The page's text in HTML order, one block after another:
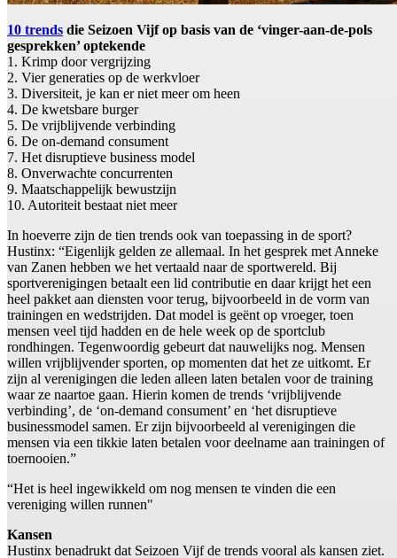
10 trends die Seizoen Vijf op basis van de ‘vinger-aan-de-pols
gesprekken’ optekende
1. Krimp door vergrijzing
2. Vier generaties op de werkvloer
3. Diversiteit, je kan er niet meer om heen
4. De kwetsbare burger
5. De vrijblijvende verbinding
6. De on-demand consument
7. Het disruptieve business model
8. Onverwachte concurrenten
9. Maatschappelijk bewustzijn
10. Autoriteit bestaat niet meer
In hoeverre zijn de tien trends ook van toepassing in de sport?
Hustinx: “Eigenlijk gelden ze allemaal. In het gesprek met Anneke
van Zanen hebben we het vertaald naar de sportwereld. Bij
sportverenigingen betaalt een lid contributie en daar krijgt het een
heel pakket aan diensten voor terug, bijvoorbeeld in de vorm van
trainingen en wedstrijden. Dat model is geënt op vroeger, toen
mensen veel tijd hadden en de hele week op de sportclub
rondhingen. Tegenwoordig gebeurt dat nauwelijks nog. Mensen
willen vrijblijvender sporten, op momenten dat het ze uitkomt. Er
zijn al verenigingen die leden alleen laten betalen voor de training
waar ze naartoe gaan. Hierin komen de trends ‘vrijblijvende
verbinding’, de ‘on-demand consument’ en ‘het disruptieve
businessmodel samen. Er zijn bijvoorbeeld al verenigingen die
mensen via een tikkie laten betalen voor deelname aan trainingen of
toernooien.”
“Het is heel ingewikkeld om nog mensen te vinden die een
vereniging willen runnen"
Kansen
Hustinx benadrukt dat Seizoen Vijf de trends vooral als kansen ziet.